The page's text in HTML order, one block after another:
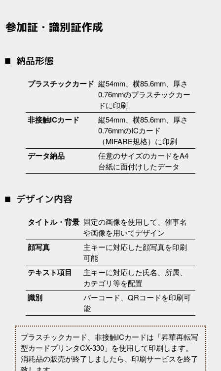
参加証・識別証作成
納品形態
プラスチックカード 縦54mm、横85.6mm、厚さ
0.76mmのプラスチックカー
ドに印刷
非接触ICカード
縦54mm、横85.6mm、厚さ
0.76mmのICカード
（MIFARE規格）に印刷
データ納品
任意のサイズのカードをA4
台紙に面付けしたデータ
デザイン内容
タイトル・背景 固定の画像を使用して、催事名
や画像を用いてデザイン
顔写真
主キーに対応した顔写真を印刷
可能
テキスト項目
主キーに対応した氏名、所属、
カテゴリ等を配置
識別
バーコード、QRコードを印刷可
能
プラスチックカード、非接触ICカードは「昇華再転写
型カードプリンタCX-330」を使用して印刷します。
消耗品の販売が終了しましたら、印刷サービスを終了